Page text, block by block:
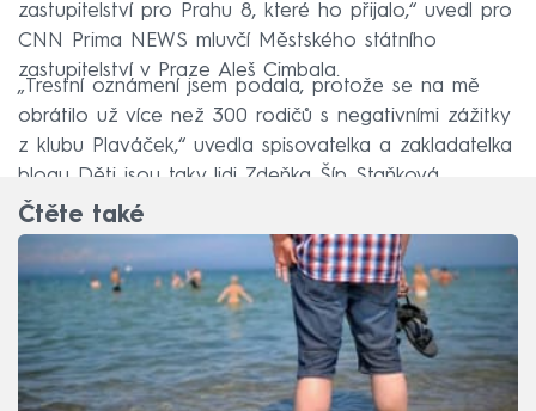
zastupitelství pro Prahu 8, které ho přijalo,“ uvedl pro
CNN Prima NEWS mluvčí Městského státního
zastupitelství v Praze Aleš Cimbala.
„Trestní oznámení jsem podala, protože se na mě
obrátilo už více než 300 rodičů s negativními zážitky
z klubu Plaváček,“ uvedla spisovatelka a zakladatelka
blogu Děti jsou taky lidi Zdeňka Šíp Staňková.
Čtěte také